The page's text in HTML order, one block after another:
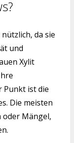
da sie
und
Xylit
Punkt ist die
Die meisten
Mängel,